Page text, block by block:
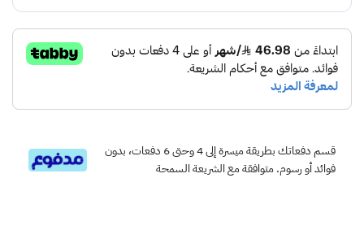
قسم دفعاتك بطريقة ميسرة إلى 4 وحتى 6 دفعات، بدون
فوائد أو رسوم. متوافقة مع الشريعة السمحة